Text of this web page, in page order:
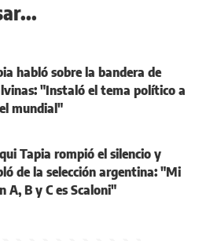
habló sobre la bandera de
"Instaló el tema político a
mundial"
Tapia rompió el silencio y
de la selección argentina: "Mi
A, B y C es Scaloni"